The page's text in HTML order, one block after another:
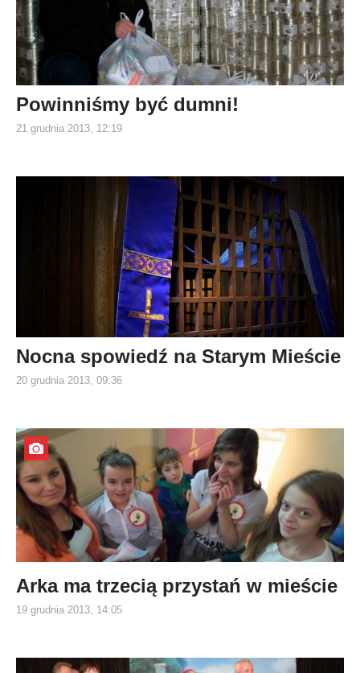
Powinniśmy być dumni!
21 grudnia 2013, 12:19
Nocna spowiedź na Starym Mieście
20 grudnia 2013, 09:36
Arka ma trzecią przystań w mieście
19 grudnia 2013, 14:05